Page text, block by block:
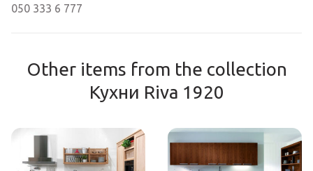
050 333 6 777
Other items from the collection
Кухни Riva 1920